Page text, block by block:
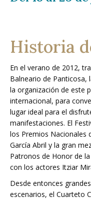
Historia
En el verano de 2012,
Balneario de Panticosa,
la organización de este
internacional, para
lugar ideal para el
manifestaciones. El
los Premios Nacionales
García Abril y la gran
Patronos de Honor de
con los actores Itziar
Desde entonces
escenarios, el Cuarteto